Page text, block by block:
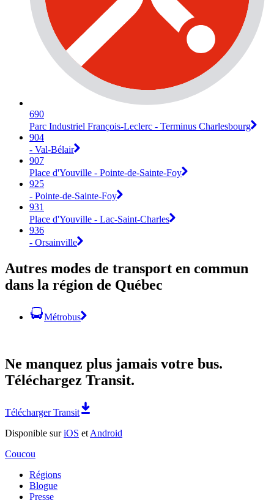
690
Parc Industriel François-Leclerc - Terminus Charlesbourg
904
- Val-Bélair
907
Place d'Youville - Pointe-de-Sainte-Foy
925
- Pointe-de-Sainte-Foy
931
Place d'Youville - Lac-Saint-Charles
936
- Orsainville
Autres modes de transport en commun
dans la région de Québec
Métrobus
Ne manquez plus jamais votre bus.
Téléchargez Transit.
Télécharger Transit
Disponible suriOS et Android
Coucou
Régions
Blogue
Presse